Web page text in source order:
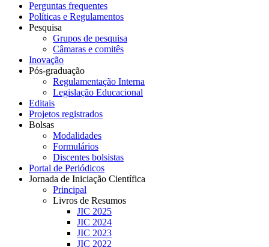
Perguntas frequentes
Políticas e Regulamentos
Pesquisa
Grupos de pesquisa
Câmaras e comitês
Inovação
Pós-graduação
Regulamentação Interna
Legislação Educacional
Editais
Projetos registrados
Bolsas
Modalidades
Formulários
Discentes bolsistas
Portal de Periódicos
Jornada de Iniciação Científica
Principal
Livros de Resumos
JIC 2025
JIC 2024
JIC 2023
JIC 2022